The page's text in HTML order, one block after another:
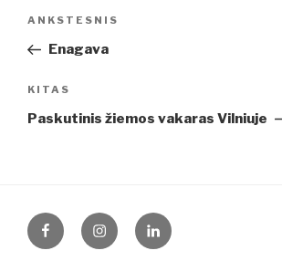
įrašų
Ankstesnis
įrašas
ANKSTESNIS
Enagava
Kitas
įrašas
KITAS
Paskutinis žiemos vakaras Vilniuje
FacebookInstagramLinkedIn